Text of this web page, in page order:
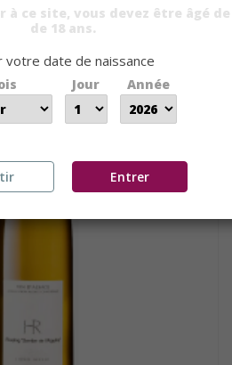
à ce site, vous devez être âgé
de 18 ans.
votre date de naissance
Jour Année
Entrer